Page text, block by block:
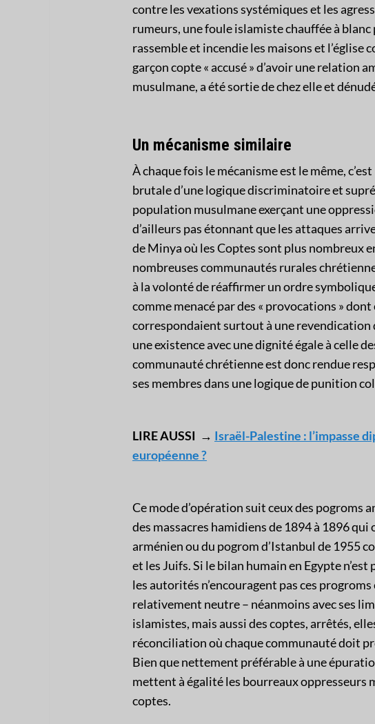
contre les vexations systémiques et les
rumeurs, une foule islamiste chauffée à blanc
rassemble et incendie les maisons et l’église
garçon copte « accusé » d’avoir une relation
musulmane, a été sortie de chez elle et
Un mécanisme similaire
À chaque fois le mécanisme est le même,
brutale d’une logique discriminatoire et
population musulmane exerçant une
d’ailleurs pas étonnant que les attaques
de Minya où les Coptes sont plus nombreux
nombreuses communautés rurales
à la volonté de réaffirmer un ordre
comme menacé par des « provocations » dont
correspondaient surtout à une revendication
une existence avec une dignité égale à celle
communauté chrétienne est donc rendue
ses membres dans une logique de punition
LIRE AUSSI → Israël-Palestine : l’impasse
européenne ?
Ce mode d’opération suit ceux des pogroms
des massacres hamidiens de 1894 à 1896 qui
arménien ou du pogrom d’Istanbul de 1955
et les Juifs. Si le bilan humain en Egypte n’est
les autorités n’encouragent pas ces
relativement neutre – néanmoins avec ses
islamistes, mais aussi des coptes, arrêtés,
réconciliation où chaque communauté doit
Bien que nettement préférable à une
mettent à égalité les bourreaux oppresseurs
coptes.